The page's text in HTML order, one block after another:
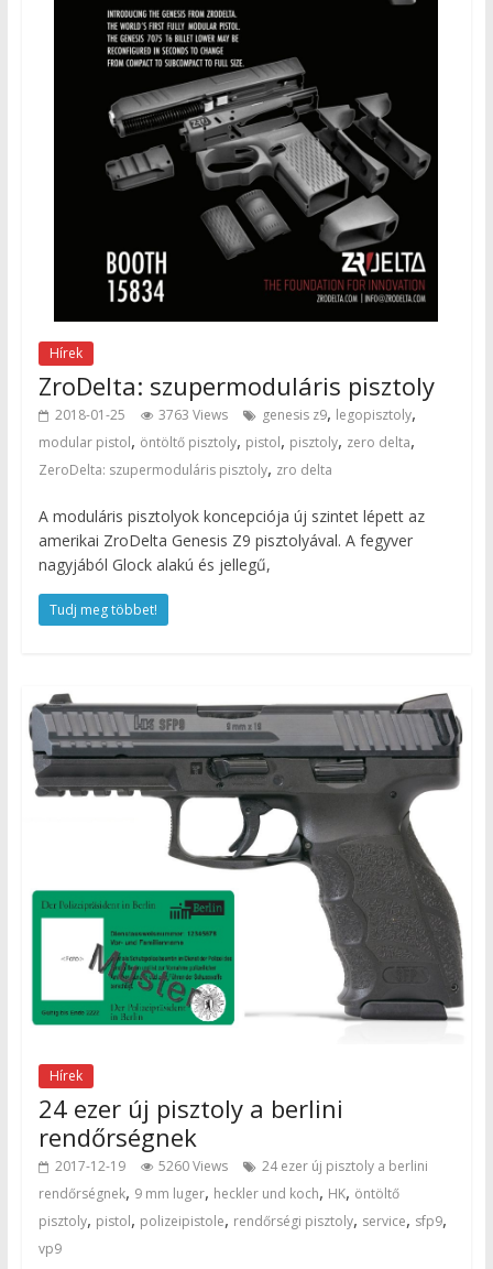
Hírek
ZroDelta: szupermoduláris pisztoly
2018-01-25 3763 Views genesis z9, legopisztoly,
modular pistol, öntöltő pisztoly, pistol, pisztoly, zero delta,
ZeroDelta: szupermoduláris pisztoly, zro delta
A moduláris pisztolyok koncepciója új szintet lépett az
amerikai ZroDelta Genesis Z9 pisztolyával. A fegyver
nagyjából Glock alakú és jellegű,
Tudj meg többet!
Hírek
24 ezer új pisztoly a berlini
rendőrségnek
2017-12-19 5260 Views
24 ezer új pisztoly a berlini
rendőrségnek, 9 mm luger, heckler und koch, HK, öntöltő
pisztoly, pistol, polizeipistole, rendőrségi pisztoly, service, sfp9,
vp9